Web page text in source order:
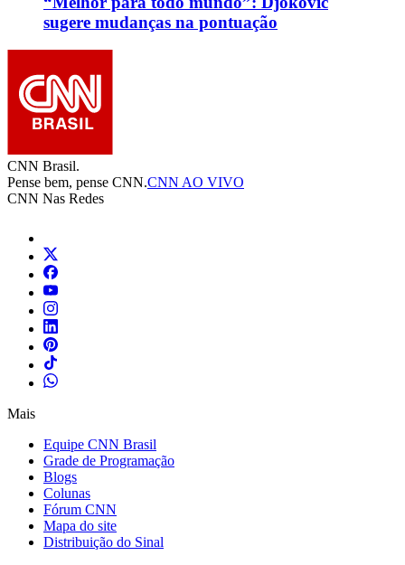
sugere mudanças na pontuação
CNN Brasil.
Pense bem, pense CNN.CNN AO VIVO
CNN Nas Redes
Mais
Equipe CNN Brasil
Grade de Programação
Blogs
Colunas
Fórum CNN
Mapa do site
Distribuição do Sinal